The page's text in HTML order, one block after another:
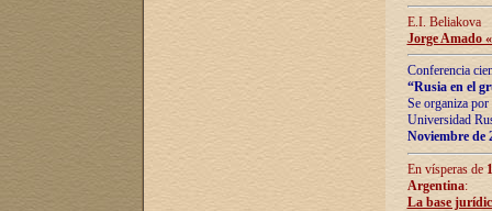
E.I. Beliakova
Jorge Amado
Conferencia
“Rusia en el
Se organiza
Universidad
Noviembre de
En vísperas de
Argentina:
La base